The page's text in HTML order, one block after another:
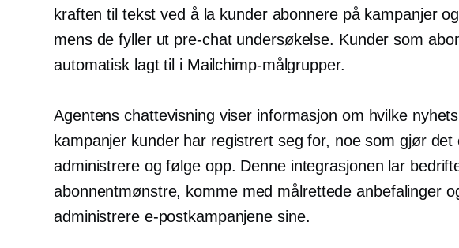
kraften til tekst ved å la kunder abonnere på kampanjer
mens de fyller ut pre-chatundersøkelse. Kunder som
automatisk lagt til i Mailchimp-målgrupper.
Agentens chattevisning viser informasjon om hvilke
kampanjer kunder har registrert seg for, noe som gjør det
administrere ogfølge opp. Denne integrasjonen lar
abonnentmønstre, komme med målrettede anbefalinger
administrere e-postkampanjene sine.